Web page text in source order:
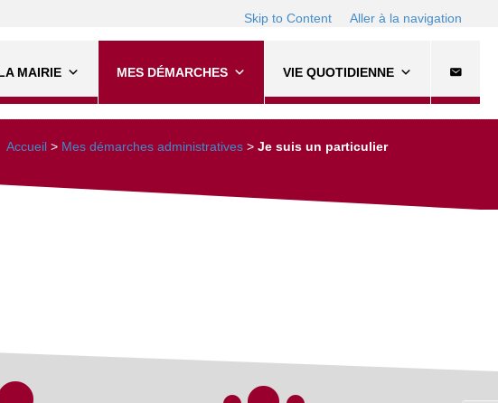
Skip to Content Aller à la navigation
MAIRIE MES DÉMARCHES VIE QUOTIDIENNE
Accueil > Mes démarches administratives > Je suis un particulier